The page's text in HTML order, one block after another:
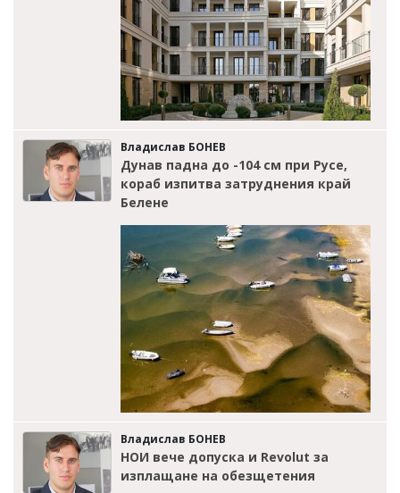
Владислав БОНЕВ
Дунав падна до -104 см при Русе,
кораб изпитва затруднения край
Белене
Владислав БОНЕВ
НОИ вече допуска и Revolut за
изплащане на обезщетения